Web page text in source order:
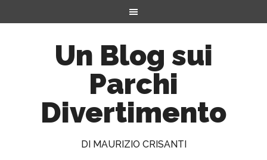
Un Blog sui
Parchi
Divertimento
DI MAURIZIO CRISANTI